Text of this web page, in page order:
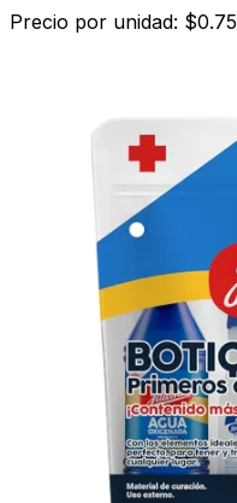
Precio por unidad: $0.75